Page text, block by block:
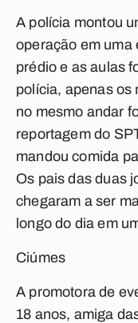
A polícia montou
operação em uma
prédio e as aulas
polícia, apenas os
no mesmo andar
reportagem do
mandou comida
Os pais das duas
chegaram a ser
longo do dia em
Ciúmes
A promotora de
18 anos, amiga